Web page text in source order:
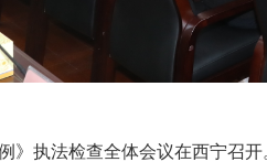
》执法检查全体会议在西宁召